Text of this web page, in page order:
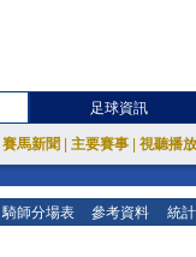
足球資訊
賽馬新聞 主要賽事 視聽播
騎師分場表 參考資料 統